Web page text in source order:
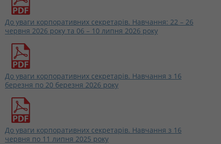
До уваги корпоративних секретарів. Навчання: 22 – 26
червня 2026 року та 06 – 10 липня 2026 року
До уваги корпоративних секретарів. Навчання з 16
березня по 20 березня 2026 року
До уваги корпоративних секретарів. Навчання з 16
червня по 11 липня 2025 року